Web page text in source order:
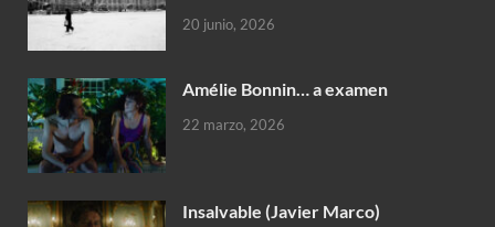
20 junio, 2026
Amélie Bonnin… a examen
22 marzo, 2026
Insalvable (Javier Marco)